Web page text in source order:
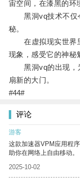
宙空间，在漆黑的环
黑洞vq技术不仅
秘。
在虚拟现实世界里
现象，感受它的神秘
黑洞vq的出现，
扇新的大门。
#44#
评论
游客
这款加速器VPM应用程
助你在网络上自由移动。
2025-10-02